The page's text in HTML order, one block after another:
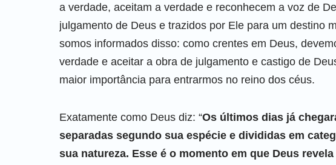
a verdade, aceitam a verdade e reconhecem a voz de
julgamento de Deus e trazidos por Ele para um destino
somos informados disso: como crentes em Deus,
verdade e aceitar a obra de julgamento e castigo de
maior importância para entrarmos no reino dos céus.
Exatamente como Deus diz: “Os últimos dias já
separadas segundo sua espécie e divididas em
sua natureza. Esse é o momento em que Deus